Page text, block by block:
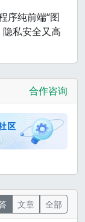
序纯前端“图
隐私安全又高
合作咨询
文章 全部